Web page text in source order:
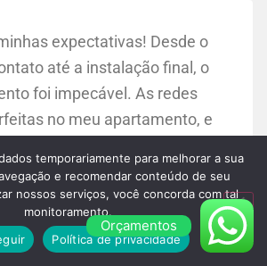
expectativas! Desde o
até a instalação final, o
foi impecável. As redes
no meu apartamento, e
meus filhos estão seguros."
Maria Silva:
Osasco/SPOrçamentos
temporariamente para melhorar a sua
e recomendar conteúdo de seu
nossos serviços, você concorda com tal
monitoramento.
Política de privacidade